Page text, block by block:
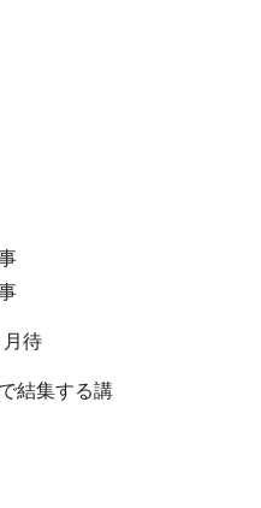
待
結集する講